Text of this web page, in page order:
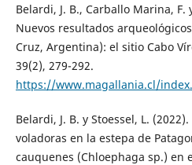
Belardi, J. B., Carballo Marina, F.
Nuevos resultados
Cruz, Argentina): el sitio Cabo
39(2), 279-292.
https://www.magallania.cl/
Belardi, J. B. y Stoessel, L.
voladoras en la estepa de
cauquenes (Chloephaga sp.) en